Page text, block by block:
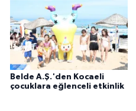
Belde A.Ş.'den Kocaeli
çocuklara eğlenceli etkinlik